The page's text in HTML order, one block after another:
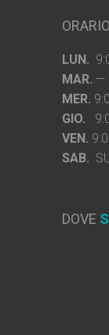
LUN.
MAR. —
MER.
GIO.
VEN.
SAB.
DOVE